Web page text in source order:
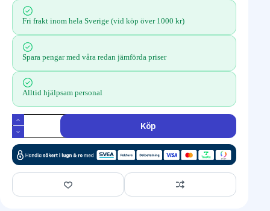
Fri frakt inom hela Sverige (vid köp över 1000 kr)
Spara pengar med våra redan jämförda priser
Alltid hjälpsam personal
Köp